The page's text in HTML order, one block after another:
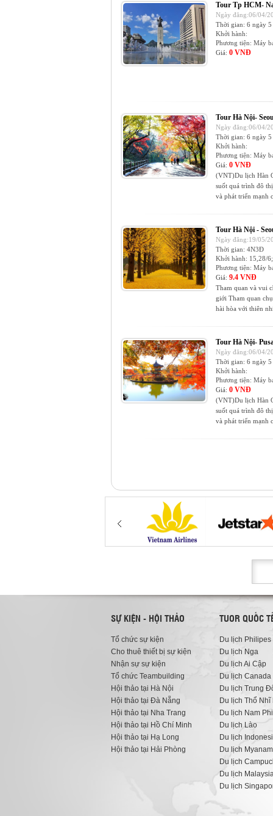
Tour Tp HCM-
Ngày đăng:06/04/
Thời gian: 6 ngày 5
Khởi hành:
Phương tiện: Máy
Giá: 0 VNĐ
Tour Hà Nội-
Ngày đăng:06/04/
Thời gian: 6 ngày 5
Khởi hành:
Phương tiện: Máy
Giá: 0 VNĐ
(VNT)Du lịch Hàn
suốt quá trình đô
và phát triển mạnh
Tour Hà Nội -
Ngày đăng:19/05/
Thời gian: 4N3Đ
Khởi hành: 15,28/
Phương tiện: Máy
Giá: 9.4 VNĐ
Tham quan và vui
giới Tham quan
hài hòa với thiên
Tour Hà Nội-
Ngày đăng:06/04/
Thời gian: 6 ngày 5
Khởi hành:
Phương tiện: Máy
Giá: 0 VNĐ
(VNT)Du lịch Hàn
suốt quá trình đô
và phát triển mạnh
SỰ KIỆN - HỘI THẢO
Tổ chức sự kiện
Cho thuê thiết bị sự kiện
Nhận sự sự kiện
Tổ chức Teambuilding
Hội thảo tại Hà Nội
Hội thảo tại Đà Nẵng
Hội thảo tại Nha Trang
Hội thảo tại Hồ Chí Minh
Hội thảo tại Hạ Long
Hội thảo tại Hải Phòng
TUOR QUỐC
Du lịch Philipes
Du lịch Nga
Du lịch Ai Cập
Du lịch Canada
Du lịch Trung
Du lịch Thổ Nhĩ
Du lịch Nam Phi
Du lịch Lào
Du lịch
Du lịch
Du lịch
Du lịch
Du lịch